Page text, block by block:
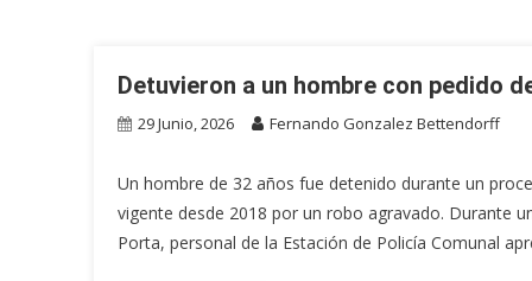
Detuvieron a un hombre con pedido
29 Junio, 2026 Fernando Gonzalez Bettendorff
Un hombre de 32 años fue detenido durante un
vigente desde 2018 por un robo agravado. Durante
Porta, personal de la Estación de Policía Comunal